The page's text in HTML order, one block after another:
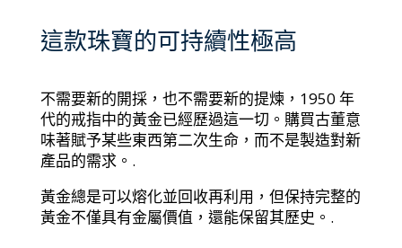
這款珠寶的可持續性極高
不需要新的開採，也不需要新的提煉，1950 年
代的戒指中的黃金已經歷過這一切。購買古董意
味著賦予某些東西第二次生命，而不是製造對新
產品的需求。.
黃金總是可以熔化並回收再利用，但保持完整的
黃金不僅具有金屬價值，還能保留其歷史。.